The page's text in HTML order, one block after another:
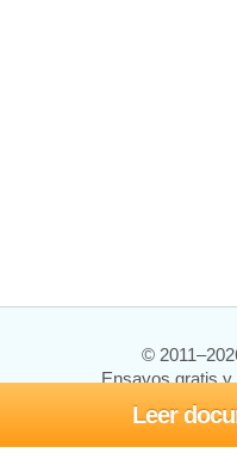
Leer
©
Ensayos gratis y